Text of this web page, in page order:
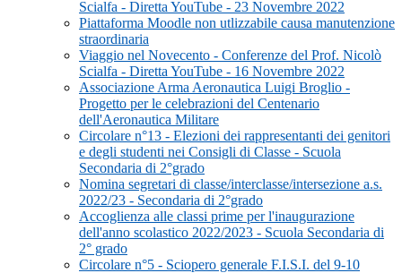
Scialfa - Diretta YouTube - 23 Novembre 2022
Piattaforma Moodle non utlizzabile causa manutenzione
straordinaria
Viaggio nel Novecento - Conferenze del Prof. Nicolò
Scialfa - Diretta YouTube - 16 Novembre 2022
Associazione Arma Aeronautica Luigi Broglio -
Progetto per le celebrazioni del Centenario
dell'Aeronautica Militare
Circolare n°13 - Elezioni dei rappresentanti dei genitori
e degli studenti nei Consigli di Classe - Scuola
Secondaria di 2°grado
Nomina segretari di classe/interclasse/intersezione a.s.
2022/23 - Secondaria di 2°grado
Accoglienza alle classi prime per l'inaugurazione
dell'anno scolastico 2022/2023 - Scuola Secondaria di
2° grado
Circolare n°5 - Sciopero generale F.I.S.I. del 9-10